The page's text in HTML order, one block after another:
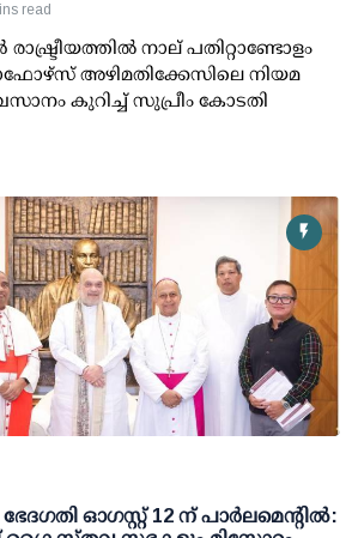
read
നാല് പതിറ്റാണ്ടോളം
അഴിമതിക്കേസിലെ നിയമ
കുറിച്ച് സുപ്രീം കോടതി
ഓഗസ്റ്റ് 12 ന് പാര്‍ലമെന്റില്‍: